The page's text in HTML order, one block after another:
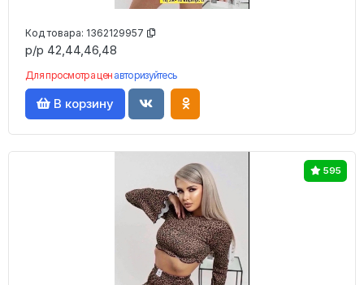
Код товара: 1362129957
р/р 42,44,46,48
Для просмотра цен авторизуйтесь
В корзину
595